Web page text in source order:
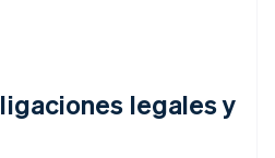
legales y